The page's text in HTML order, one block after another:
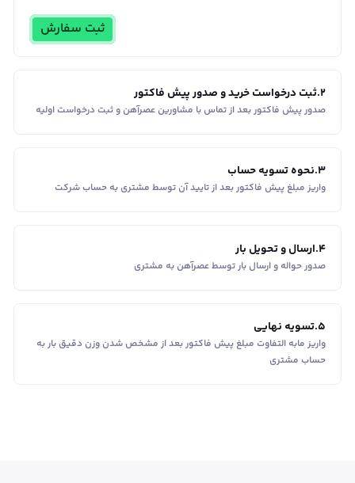
ثبت سفارش
2
.ثبت درخواست خرید و صدور پیش فاکتور
صدور پیش فاکتور بعد از تماس با مشاورین عصر‌آهن و ثبت درخواست اولیه
3
.نحوه تسویه حساب
واریز مبلغ پیش فاکتور بعد از تایید آن توسط مشتری به حساب شرکت
4
.ارسال و تحویل بار
صدور حواله و ارسال بار توسط عصرآهن به مشتری
5
.تسویه نهایی
واریز مابه التفاوت مبلغ پیش فاکتور بعد از مشخص شدن وزن دقیق بار به
حساب مشتری